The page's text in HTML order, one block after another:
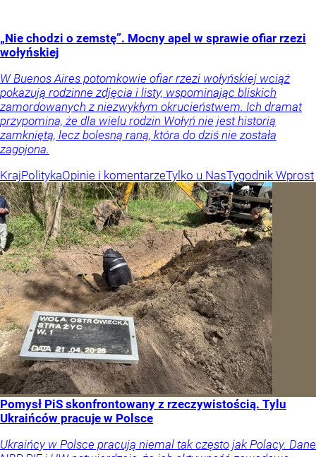
„Nie chodzi o zemstę”. Mocny apel w sprawie ofiar rzezi
wołyńskiej
W Buenos Aires potomkowie ofiar rzezi wołyńskiej wciąż
pokazują rodzinne zdjęcia i listy, wspominając bliskich
zamordowanych z niezwykłym okrucieństwem. Ich dramat
przypomina, że dla wielu rodzin Wołyń nie jest historią
zamkniętą, lecz bolesną raną, która do dziś nie została
zagojona.
KrajPolitykaOpinie i komentarzeTylko u NasTygodnik Wprost
Pomysł PiS skonfrontowany z rzeczywistością. Tylu
Ukraińców pracuje w Polsce
Ukraińcy w Polsce pracują niemal tak często jak Polacy. Dane